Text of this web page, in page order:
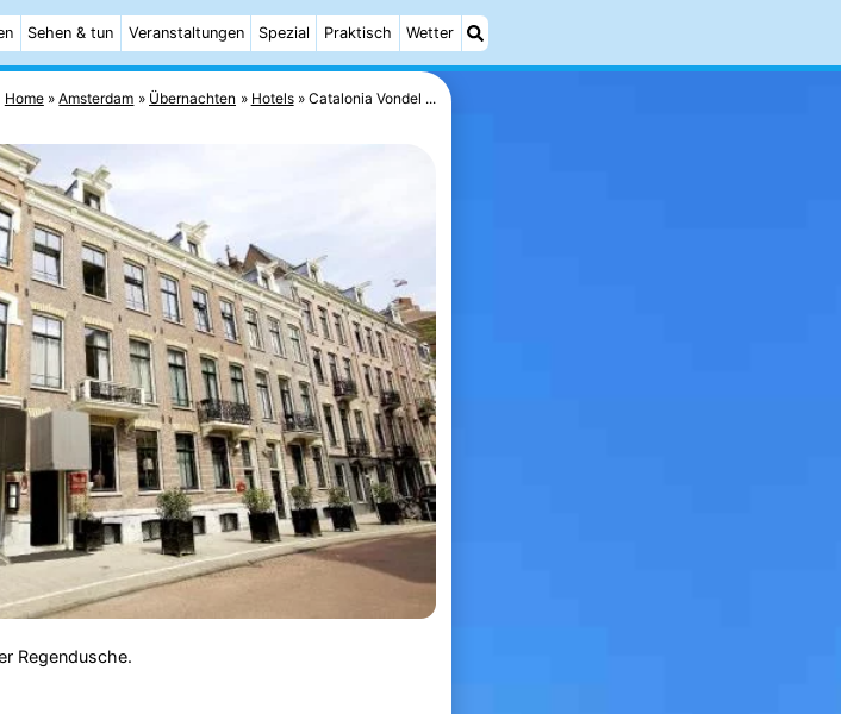
Sehen & tun Veranstaltungen Spezial Praktisch Wetter
Home Amsterdam Übernachten Hotels Catalonia Vondel ...
Regendusche.